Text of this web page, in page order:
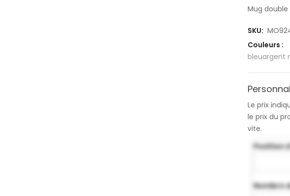
Mug
SKU:
Couleurs :
bleuargent
Le prix
le prix du
vite.
Position
Nombre